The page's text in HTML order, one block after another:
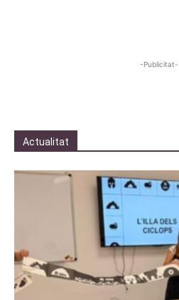
-Publicitat-
Actualitat